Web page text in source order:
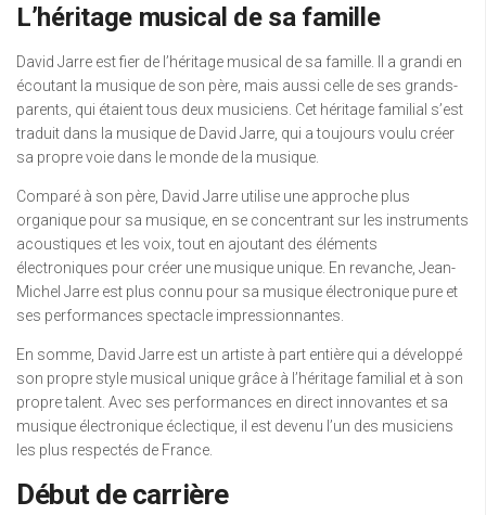
L’héritage musical de sa famille
David Jarre est fier de l’héritage musical de sa famille. Il a grandi en
écoutant la musique de son père, mais aussi celle de ses grands-
parents, qui étaient tous deux musiciens. Cet héritage familial s’est
traduit dans la musique de David Jarre, qui a toujours voulu créer
sa propre voie dans le monde de la musique.
Comparé à son père, David Jarre utilise une approche plus
organique pour sa musique, en se concentrant sur les instruments
acoustiques et les voix, tout en ajoutant des éléments
électroniques pour créer une musique unique. En revanche, Jean-
Michel Jarre est plus connu pour sa musique électronique pure et
ses performances spectacle impressionnantes.
En somme, David Jarre est un artiste à part entière qui a développé
son propre style musical unique grâce à l’héritage familial et à son
propre talent. Avec ses performances en direct innovantes et sa
musique électronique éclectique, il est devenu l’un des musiciens
les plus respectés de France.
Début de carrière